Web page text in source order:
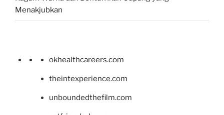
Menakjubkan
okhealthcareers.com
theintexperience.com
unboundedthefilm.com